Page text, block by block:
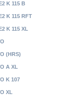
K 115 B
K 115 RFT
K 115 XL
(HRS)
A XL
K 107
XL